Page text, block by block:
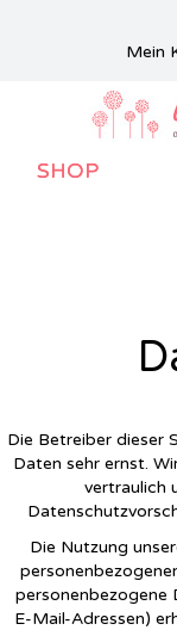
Mein
SHOP
Die Betreiber dieser
Daten sehr ernst.
vertraulich
Die Nutzung
personenbezogene
E-Mail-Adressen)